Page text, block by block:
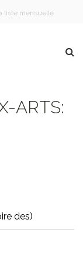
liste mensuelle
ARTS:
des)